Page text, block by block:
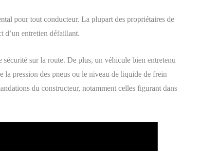
pour tout conducteur. La plupart des propriétaires de
d’un entretien défaillant.
sur la route. De plus, un véhicule bien entretenu
la pression des pneus ou le niveau de liquide de frein
du constructeur, notamment celles figurant dans